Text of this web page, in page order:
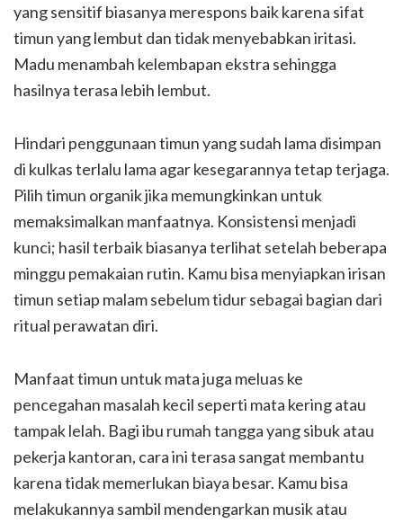
yang sensitif biasanya merespons baik karena sifat
timun yang lembut dan tidak menyebabkan iritasi.
Madu menambah kelembapan ekstra sehingga
hasilnya terasa lebih lembut.
Hindari penggunaan timun yang sudah lama disimpan
di kulkas terlalu lama agar kesegarannya tetap terjaga.
Pilih timun organik jika memungkinkan untuk
memaksimalkan manfaatnya. Konsistensi menjadi
kunci; hasil terbaik biasanya terlihat setelah beberapa
minggu pemakaian rutin. Kamu bisa menyiapkan irisan
timun setiap malam sebelum tidur sebagai bagian dari
ritual perawatan diri.
Manfaat timun untuk mata juga meluas ke
pencegahan masalah kecil seperti mata kering atau
tampak lelah. Bagi ibu rumah tangga yang sibuk atau
pekerja kantoran, cara ini terasa sangat membantu
karena tidak memerlukan biaya besar. Kamu bisa
melakukannya sambil mendengarkan musik atau